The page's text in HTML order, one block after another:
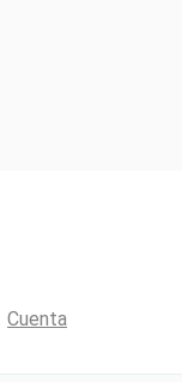
Cuenta